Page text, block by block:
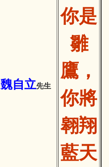
魏自立先生
你是
雛
鷹，
你將
翱翔
藍天